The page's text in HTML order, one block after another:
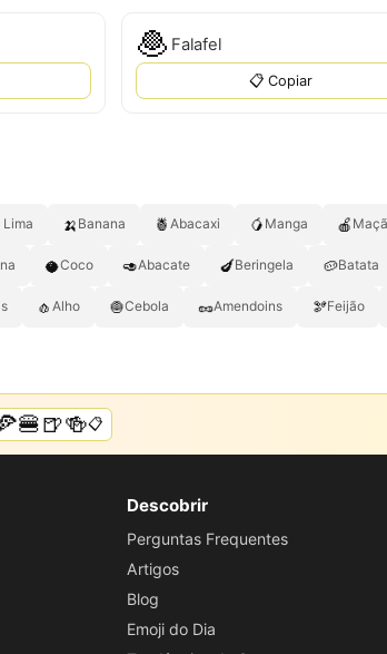
🧆 Falafel
📋 Copiar
Lima 🍌 Banana 🍍 Abacaxi 🥭 Manga 🍎
🥥Coco 🥑Abacate 🍆Beringela 🥔Batata
🧄 Alho 🧅Cebola 🥜Amendoins 🫘Feijão
📋
Descobrir
Perguntas Frequentes
Artigos
Blog
Emoji do Dia